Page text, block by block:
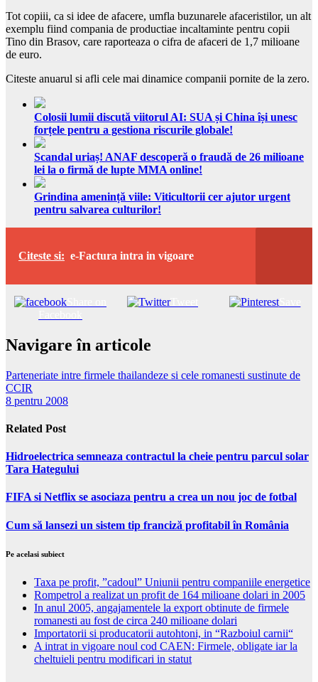
Tot copiii, ca si idee de afacere, umfla buzunarele afaceristilor, un alt
exemplu fiind compania de productiae incaltaminte pentru copii
Tino din Brasov, care raporteaza o cifra de afaceri de 1,7 milioane
de euro.
Citeste anuarul si afli cele mai dinamice companii pornite de la zero.
Colosii lumii discută viitorul AI: SUA și China își unesc
forțele pentru a gestiona riscurile globale!
Scandal uriaș! ANAF descoperă o fraudă de 26 milioane
lei la o firmă de lupte MMA online!
Grindina amenință viile: Viticultorii cer ajutor urgent
pentru salvarea culturilor!
Citeste si: e-Factura intra in vigoare
Tweet Save
Navigare în articole
Parteneriate intre firmele thailandeze si cele romanesti sustinute de
CCIR
8 pentru 2008
Related Post
Hidroelectrica semneaza contractul la cheie pentru parcul solar
Tara Hategului
FIFA si Netflix se asociaza pentru a crea un nou joc de fotbal
Cum să lansezi un sistem tip franciză profitabil în România
Pe acelasi subiect
Taxa pe profit, ”cadoul” Uniunii pentru companiile energetice
Rompetrol a realizat un profit de 164 milioane dolari in 2005
In anul 2005, angajamentele la export obtinute de firmele
romanesti au fost de circa 240 milioane dolari
Importatorii si producatorii autohtoni, in “Razboiul carnii“
A intrat in vigoare noul cod CAEN: Firmele, obligate iar la
cheltuieli pentru modificari in statut